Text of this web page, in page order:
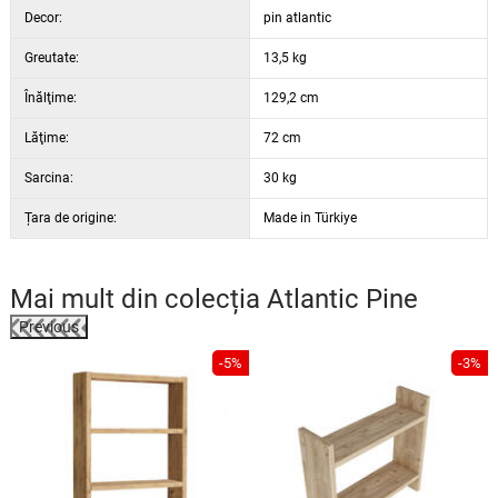
Decor: pin atlantic
Greutate: 13,5 kg
Înălţime: 129,2 cm
Lăţime: 72 cm
Sarcina: 30 kg
Țara de origine: Made in Türkiye
Mai mult din colecția Atlantic Pine
Previous
-5% -3%